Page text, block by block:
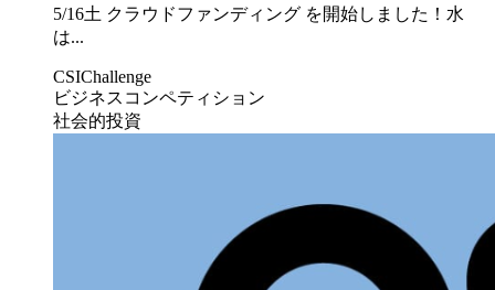
5/16土 クラウドファンディング を開始しました！水
は...
CSIChallenge
ビジネスコンペティション
社会的投資